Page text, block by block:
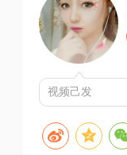
视频己发